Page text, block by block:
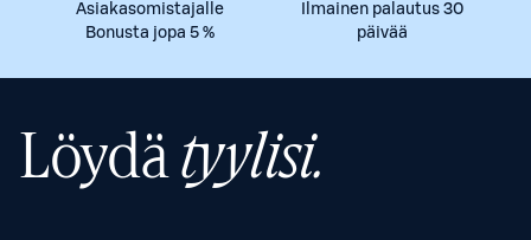
Asiakasomistajalle
Bonusta jopa 5 %
Ilmainen palautus 30
päivää
Löydätyylisi.